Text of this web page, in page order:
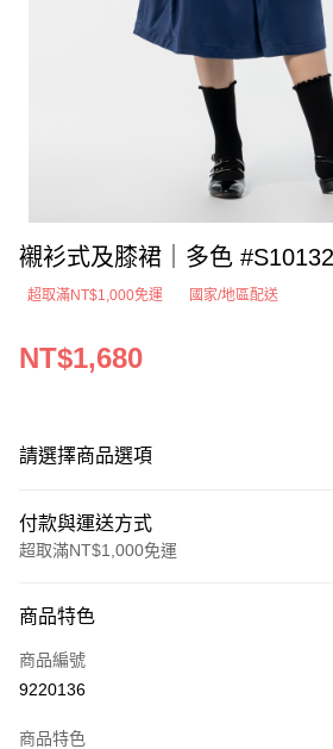
襯衫式及膝裙｜多色 #S10132
超取滿NT$1,000免運 國家/地區配送
NT$1,680
請選擇商品選項
付款與運送方式
超取滿NT$1,000免運
信用卡一次付款
超商取貨付款
商品特色
商品編號
9220136
商品特色